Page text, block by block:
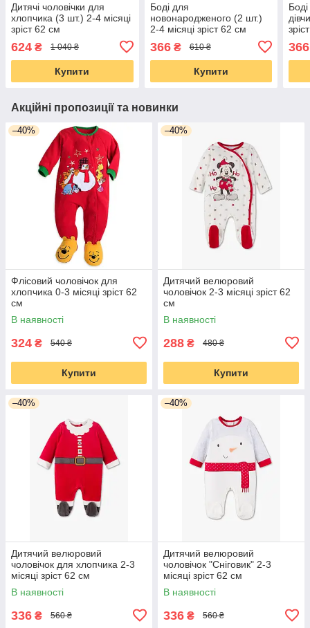
Дитячі чоловічки для
хлопчика (3 шт.) 2-4 місяці
зріст 62 см
624 ₴ 1 040 ₴
Купити
Боді для
новонародженого (2 шт.)
2-4 місяці зріст 62 см
366₴ 610 ₴
Купити
366
Акційні пропозиції та новинки
–40%
Флісовий чоловічок для
хлопчика 0-3 місяці зріст 62
см
В наявності
324 ₴ 540 ₴
Купити
–40%
Дитячий велюровий
чоловічок 2-3 місяці зріст 62
см
В наявності
288 ₴ 480 ₴
Купити
–40%
Дитячий велюровий
чоловічок для хлопчика 2-3
місяці зріст 62 см
В наявності
336 ₴ 560 ₴
–40%
Дитячий велюровий
чоловічок "Сніговик" 2-3
місяці зріст 62 см
В наявності
336 ₴ 560 ₴